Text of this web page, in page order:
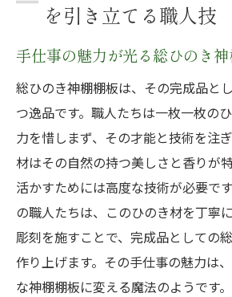
熟練技術が支える総ひのき
ひのき材の自然美と職人技が融
神棚棚板
ひのきの自然美を最大限に
職人技と自然素材の調和
自然の美しさを活かした総
伝統技術が融合するひのき
自然の恵みを感じる総ひの
職人の手技が生きるひのき材
神聖な空間にふさわしい総ひの
を引き立てる職人技
手仕事の魅力が光る総ひのき
総ひのき神棚棚板は、その完成品と
つ逸品です。職人たちは一枚一枚の
力を惜しまず、その才能と技術を注
材はその自然の持つ美しさと香りが
活かすためには高度な技術が必要で
の職人たちは、このひのき材を丁寧
彫刻を施すことで、完成品としての
作り上げます。その手仕事の魅力は
な神棚棚板に変える魔法のようです。